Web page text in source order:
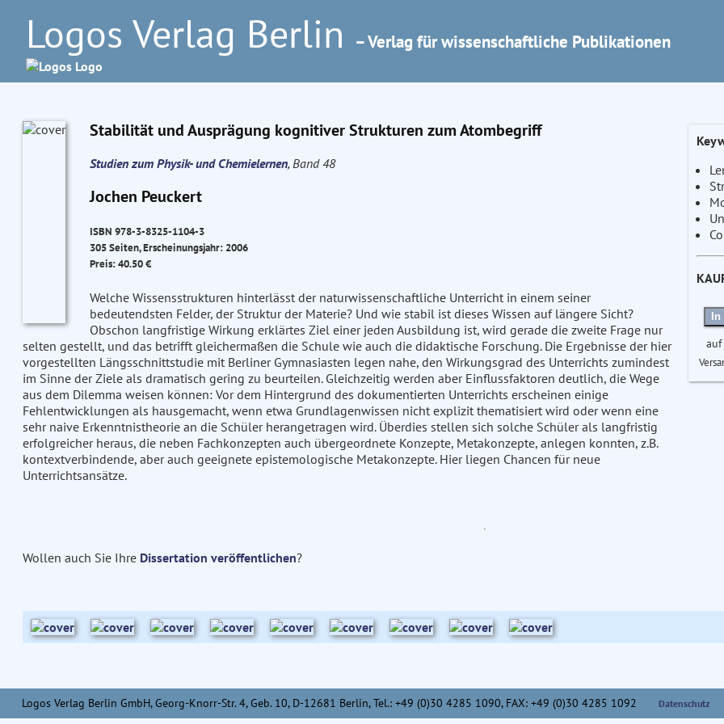
Logos Verlag Berlin – Verlag für wissenschaftliche Publikationen
Stabilität und Ausprägung kognitiver Strukturen zum Atombegriff
Studien zum Physik- und Chemielernen, Band 48
Jochen Peuckert
ISBN 978-3-8325-1104-3
305 Seiten, Erscheinungsjahr: 2006
Preis: 40.50 €
Welche Wissensstrukturen hinterlässt der naturwissenschaftliche Unterricht in einem seiner
bedeutendsten Felder, der Struktur der Materie? Und wie stabil ist dieses Wissen auf längere Sicht?
Obschon langfristige Wirkung erklärtes Ziel einer jeden Ausbildung ist, wird gerade die zweite Frage nur
selten gestellt, und das betrifft gleichermaßen die Schule wie auch die didaktische Forschung. Die Ergebnisse der hier
vorgestellten Längsschnittstudie mit Berliner Gymnasiasten legen nahe, den Wirkungsgrad des Unterrichts zumindest
im Sinne der Ziele als dramatisch gering zu beurteilen. Gleichzeitig werden aber Einflussfaktoren deutlich, die Wege
aus dem Dilemma weisen können: Vor dem Hintergrund des dokumentierten Unterrichts erscheinen einige
Fehlentwicklungen als hausgemacht, wenn etwa Grundlagenwissen nicht explizit thematisiert wird oder wenn eine
sehr naive Erkenntnistheorie an die Schüler herangetragen wird. Überdies stellen sich solche Schüler als langfristig
erfolgreicher heraus, die neben Fachkonzepten auch übergeordnete Konzepte, Metakonzepte, anlegen konnten, z.B.
kontextverbindende, aber auch geeignete epistemologische Metakonzepte. Hier liegen Chancen für neue
Unterrichtsansätze.
auf
Wollen auch Sie Ihre Dissertation veröffentlichen?
Logos Verlag Berlin GmbH, Georg-Knorr-Str. 4, Geb. 10, D-12681 Berlin, Tel.: +49 (0)30 4285 1090, FAX: +49 (0)30 4285 1092 Datenschutz